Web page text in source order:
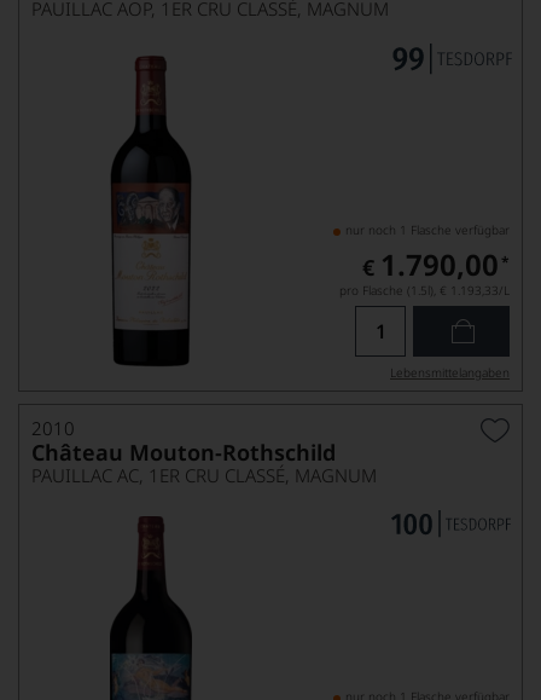
PAUILLAC AOP, 1ER CRU CLASSÉ, MAGNUM
nur noch 1 Flasche verfügbar
€ 1.790,00 *
pro Flasche (1.5l), € 1.193,33/L
Lebensmittel­angaben
2010
Château Mouton-Rothschild
PAUILLAC AC, 1ER CRU CLASSÉ, MAGNUM